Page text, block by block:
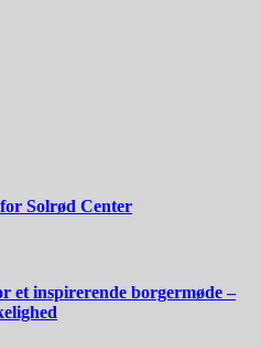
Solrød Center
et inspirerende borgermøde –